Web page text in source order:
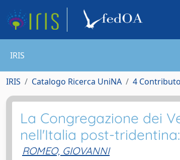
IRIS
IRIS Catalogo Ricerca UniNA 4
La Congregazione dei
nell'Italia post-
ROMEO, GIOVANNI